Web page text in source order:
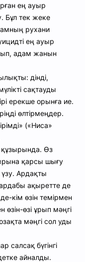
ең ауыр
Бұл тек жеке
рухани
ең ауыр
адам жанын
дінді,
сақтауды
ерекше орынға ие.
өлтірмеңдер.
(«Ниса»
құзырында. Өз
қарсы шығу
үзу. Ардақты
ақыретте де
кім өзін темірмен
өзін-өзі ұрып мәңгі
мәңгі сол уды
салсақ бүгінгі
айналды.